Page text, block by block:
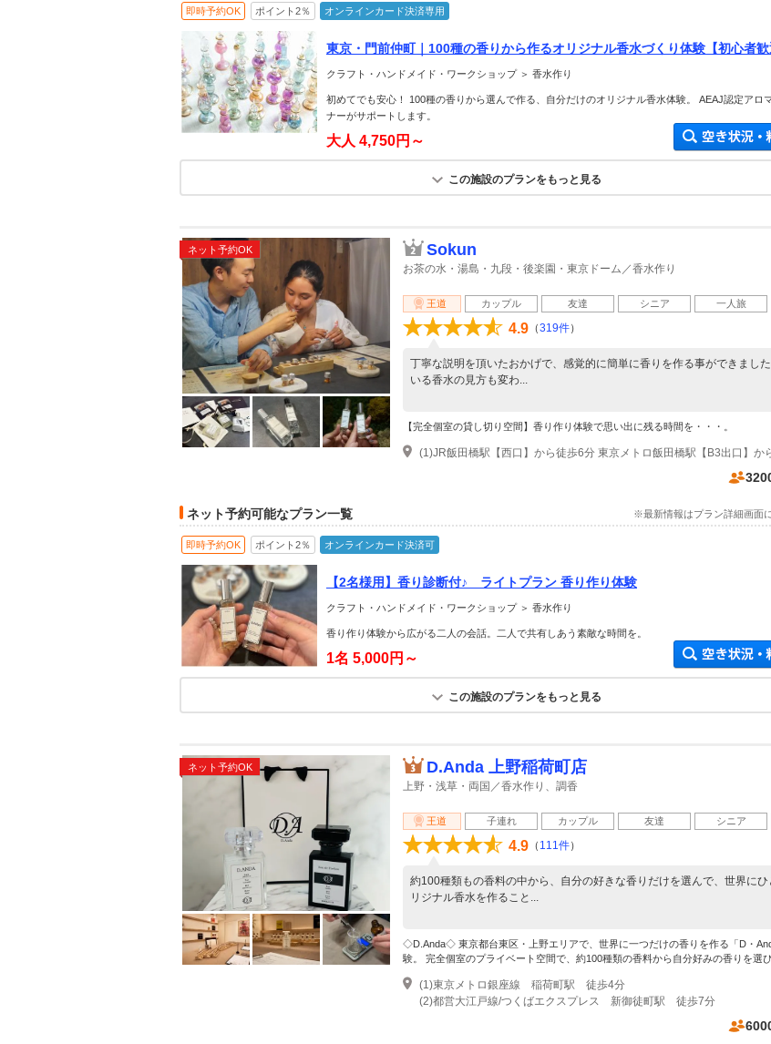
即時予約OK ポイント2％ オンラインカード決済専用
東京・門前仲町｜100種の香りから作るオリジナル香水づくり体験【初心者歓
クラフト・ハンドメイド・ワークショップ ＞ 香水作り
初めてでも安心！ 100種の香りから選んで作る、自分だけのオリジナル香水体験。 AEAJ認定アロ
ナーがサポートします。
大人 4,750円～
この施設のプランをもっと見る
ネット予約OK Sokun
お茶の水・湯島・九段・後楽園・東京ドーム／香水作り
王道 カップル 友達 シニア 一人旅
4.9 （319件）
丁寧な説明を頂いたおかげで、感覚的に簡単に香りを作る事ができまし
いる香水の見方も変わ...
【完全個室の貸し切り空間】香り作り体験で思い出に残る時間を・・・。
ネット予約可能なプラン一覧 ※最新情報はプラン詳細画面
即時予約OK ポイント2％ オンラインカード決済可
【2名様用】香り診断付♪ ライトプラン 香り作り体験
クラフト・ハンドメイド・ワークショップ ＞ 香水作り
香り作り体験から広がる二人の会話。二人で共有しあう素敵な時間を。
1名 5,000円～
この施設のプランをもっと見る
ネット予約OK D.Anda 上野稲荷町店
上野・浅草・両国／香水作り、調香
王道 子連れ カップル 友達 シニア
4.9 （ 111件）
約100種類もの香料の中から、自分の好きな香りだけを選んで、世界にひ
リジナル香水を作ること...
◇D.Anda◇ 東京都台東区・上野エリアで、世界に一つだけの香りを作る「D・
験。 完全個室のプライベート空間で、約100種類の香料から自分好みの香りを選び
(1)東京メトロ銀座線 稲荷町駅 徒歩4分
(2)都営大江戸線/つくばエクスプレス 新御徒町駅 徒歩7分